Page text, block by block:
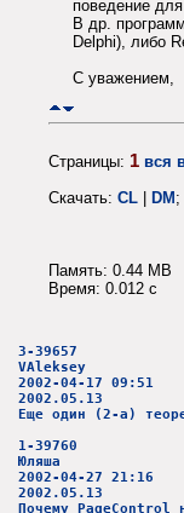
поведение
В др.
Delphi), либо
С уважением,
Страницы: 1 вся
Скачать: CL DM ;
Память: 0.44 MB
Время: 0.012 c
3-39657
VAleksey
2002-04-17 09:51
2002.05.13
Еще один (2-а)
1-39760
Юляша
2002-04-27 21:16
2002.05.13
Почему PageControl